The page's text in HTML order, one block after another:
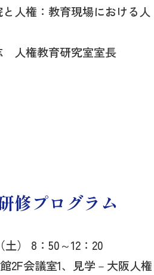
人権：教育現場における人
権教育研究室室長
修プログラム
） 8：50～12：20
2F会議室1、見学－大阪人権